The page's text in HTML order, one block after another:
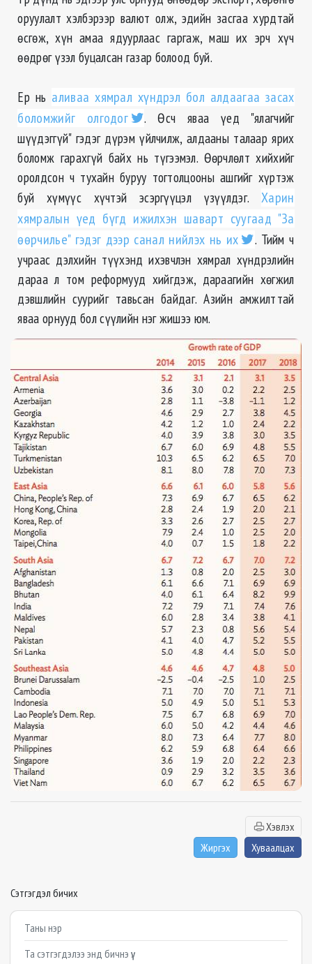
оруулалт хэлбэрээр валют олж, эдийн засгаа хурдтай
өсгөж, хүн амаа ядуурлаас гаргаж, маш их эрч хүч
ѳѳдрѳг үзэл буцалсан газар болоод буй.
Ер нь аливаа хямрал хүндрэл бол алдаагаа засах
боломжийг олгодог
. Ѳсч яваа үед "ялагчийг
шүүдэггүй" гэдэг дүрэм үйлчилж, алдааны талаар ярих
боломж гарахгүй байх нь түгээмэл. Ѳѳрчлѳлт хийхийг
оролдсон ч тухайн буруу тогтолцооны ашгийг хүртэж
буй хүмүүс хүчтэй эсэргүүцэл үзүүлдэг.Харин
хямралын үед бүгд ижилхэн шаварт суугаад "За
ѳѳрчилье" гэдэг дээр санал нийлэх нь их
. Тийм ч
учраас дэлхийн түүхэнд ихэвчлэн хямрал хүндрэлийн
дараа л том реформууд хийгдэж, дараагийн хөгжил
дэвшлийн суурийг тавьсан байдаг. Азийн амжилттай
яваа орнууд бол сүүлийн нэг жишээ юм.
Хэвлэх
Жиргэх
Хуваалцах
Сэтгэгдэл бичих
Example textarea